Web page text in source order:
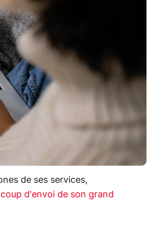
de ses services,
coup d'envoi de son grand